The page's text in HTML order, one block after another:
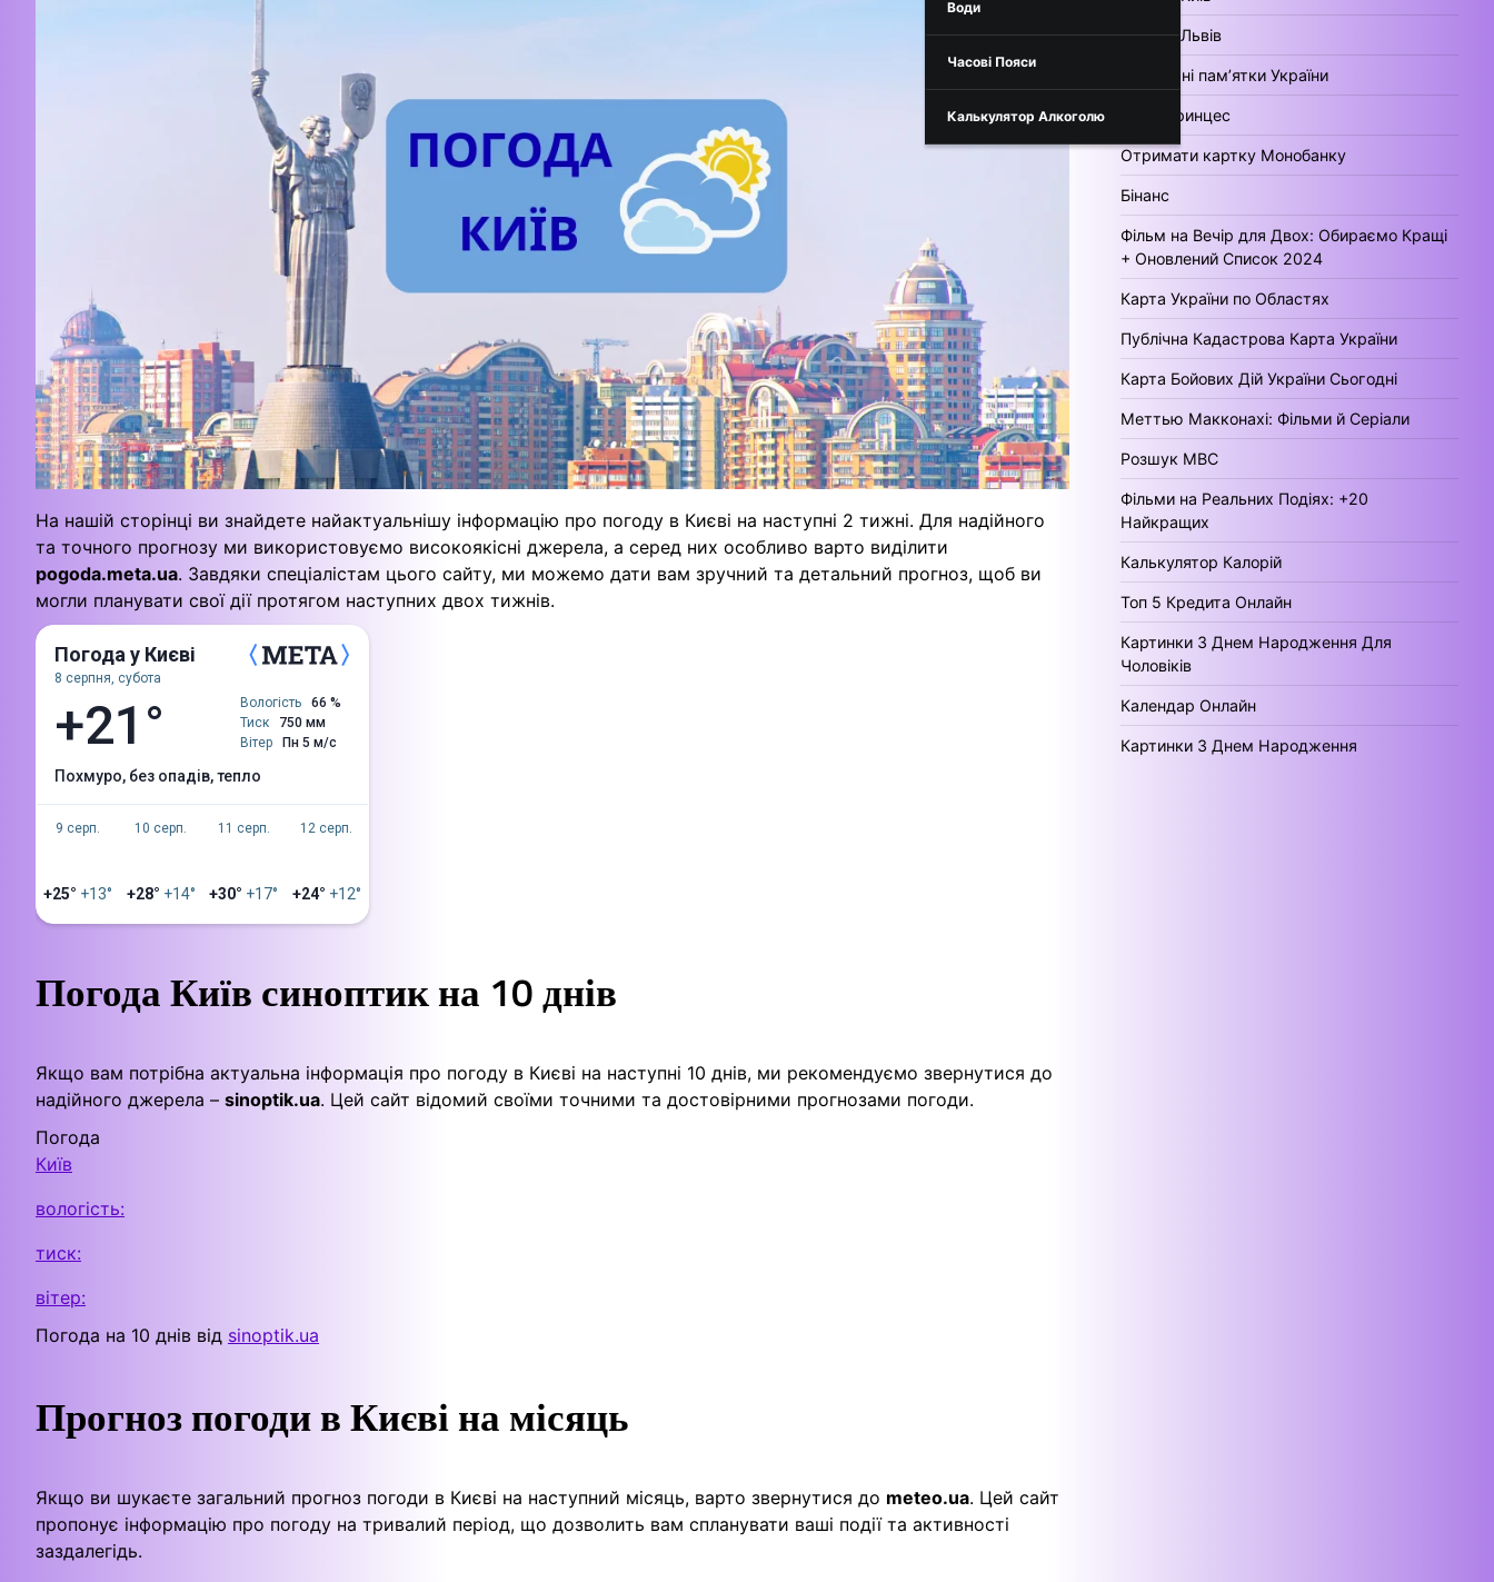
Води
Часові Пояси
Калькулятор Алкоголю
На нашій сторінці ви знайдете найактуальнішу інформацію про погоду в Києві на наступні 2 тижні. Для надійного
та точного прогнозу ми використовуємо високоякісні джерела, а серед них особливо варто виділити
pogoda.meta.ua. Завдяки спеціалістам цього сайту, ми можемо дати вам зручний та детальний прогноз, щоб ви
могли планувати свої дії протягом наступних двох тижнів.
Погода у Києві
8 серпня, субота
+21° Вологість
66 %
Тиск
750 мм
Вітер
Пн 5 м/с
похмуро, без опадів, тепло
9 серп.
+25° +13°
10 серп.
+28° +14°
11 серп.
+30° +17°
12 серп.
+24° +12°
Погода Київ синоптик на 10 днів
Якщо вам потрібна актуальна інформація про погоду в Києві на наступні 10 днів, ми рекомендуємо звернутися до
надійного джерела – sinoptik.ua. Цей сайт відомий своїми точними та достовірними прогнозами погоди.
Погода
Київ
вологість:
тиск:
вітер:
Погода на 10 днів від sinoptik.ua
Прогноз погоди в Києві на місяць
Якщо ви шукаєте загальний прогноз погоди в Києві на наступний місяць, варто звернутися до meteo.ua. Цей сайт
пропонує інформацію про погоду на тривалий період, що дозволить вам спланувати ваші події та активності
заздалегідь.
Погода Львів
Культурні пам’ятки України
День Принцес
Отримати картку Монобанку
Бінанс
Фільм на Вечір для Двох: Обираємо Кращі
+ Оновлений Список 2024
Карта України по Областях
Публічна Кадастрова Карта України
Карта Бойових Дій України Сьогодні
Меттью Макконахі: Фільми й Серіали
Розшук МВС
Фільми на Реальних Подіях: +20
Найкращих
Калькулятор Калорій
Топ 5 Кредита Онлайн
Картинки З Днем Народження Для
Чоловіків
Календар Онлайн
Картинки З Днем Народження